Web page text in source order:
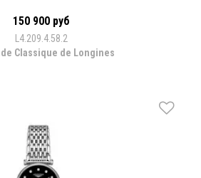
150 900 руб
L4.209.4.58.2
Classique de Longines